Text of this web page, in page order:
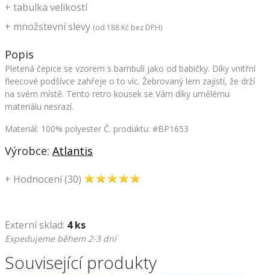
+ množstevní slevy (od 188 Kč bez DPH)
Externí sklad: 4 ks
Expedujeme během 2-3 dní
+ tabulka velikostí
Popis
Pletená čepice se vzorem s bambulí jako od babičky. Díky vnitřní
fleecové podšívce zahřeje o to víc. Žebrovaný lem zajistí, že drží
na svém místě. Tento retro kousek se Vám díky umělému
materiálu nesrazí.
Materiál: 100% polyester Č. produktu: #BP1653
Výrobce: Atlantis
+ Hodnocení (30)
Související produkty